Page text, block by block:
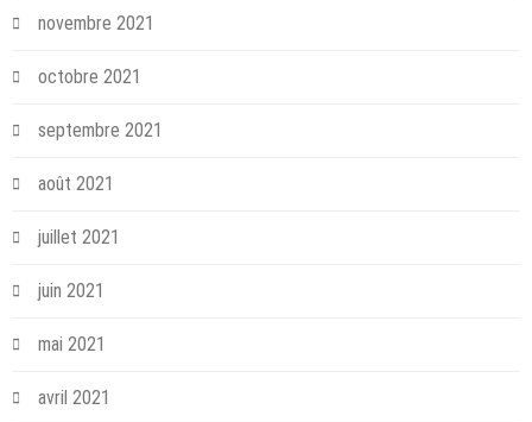
novembre 2021
octobre 2021
septembre 2021
août 2021
juillet 2021
juin 2021
mai 2021
avril 2021